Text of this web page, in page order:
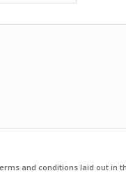
and conditions laid out in